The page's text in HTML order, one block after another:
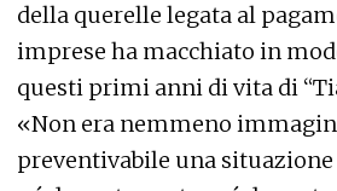
della querelle legata al
imprese ha macchiato in
questi primi anni di vita di
«Non era nemmeno
preventivabile una situazione